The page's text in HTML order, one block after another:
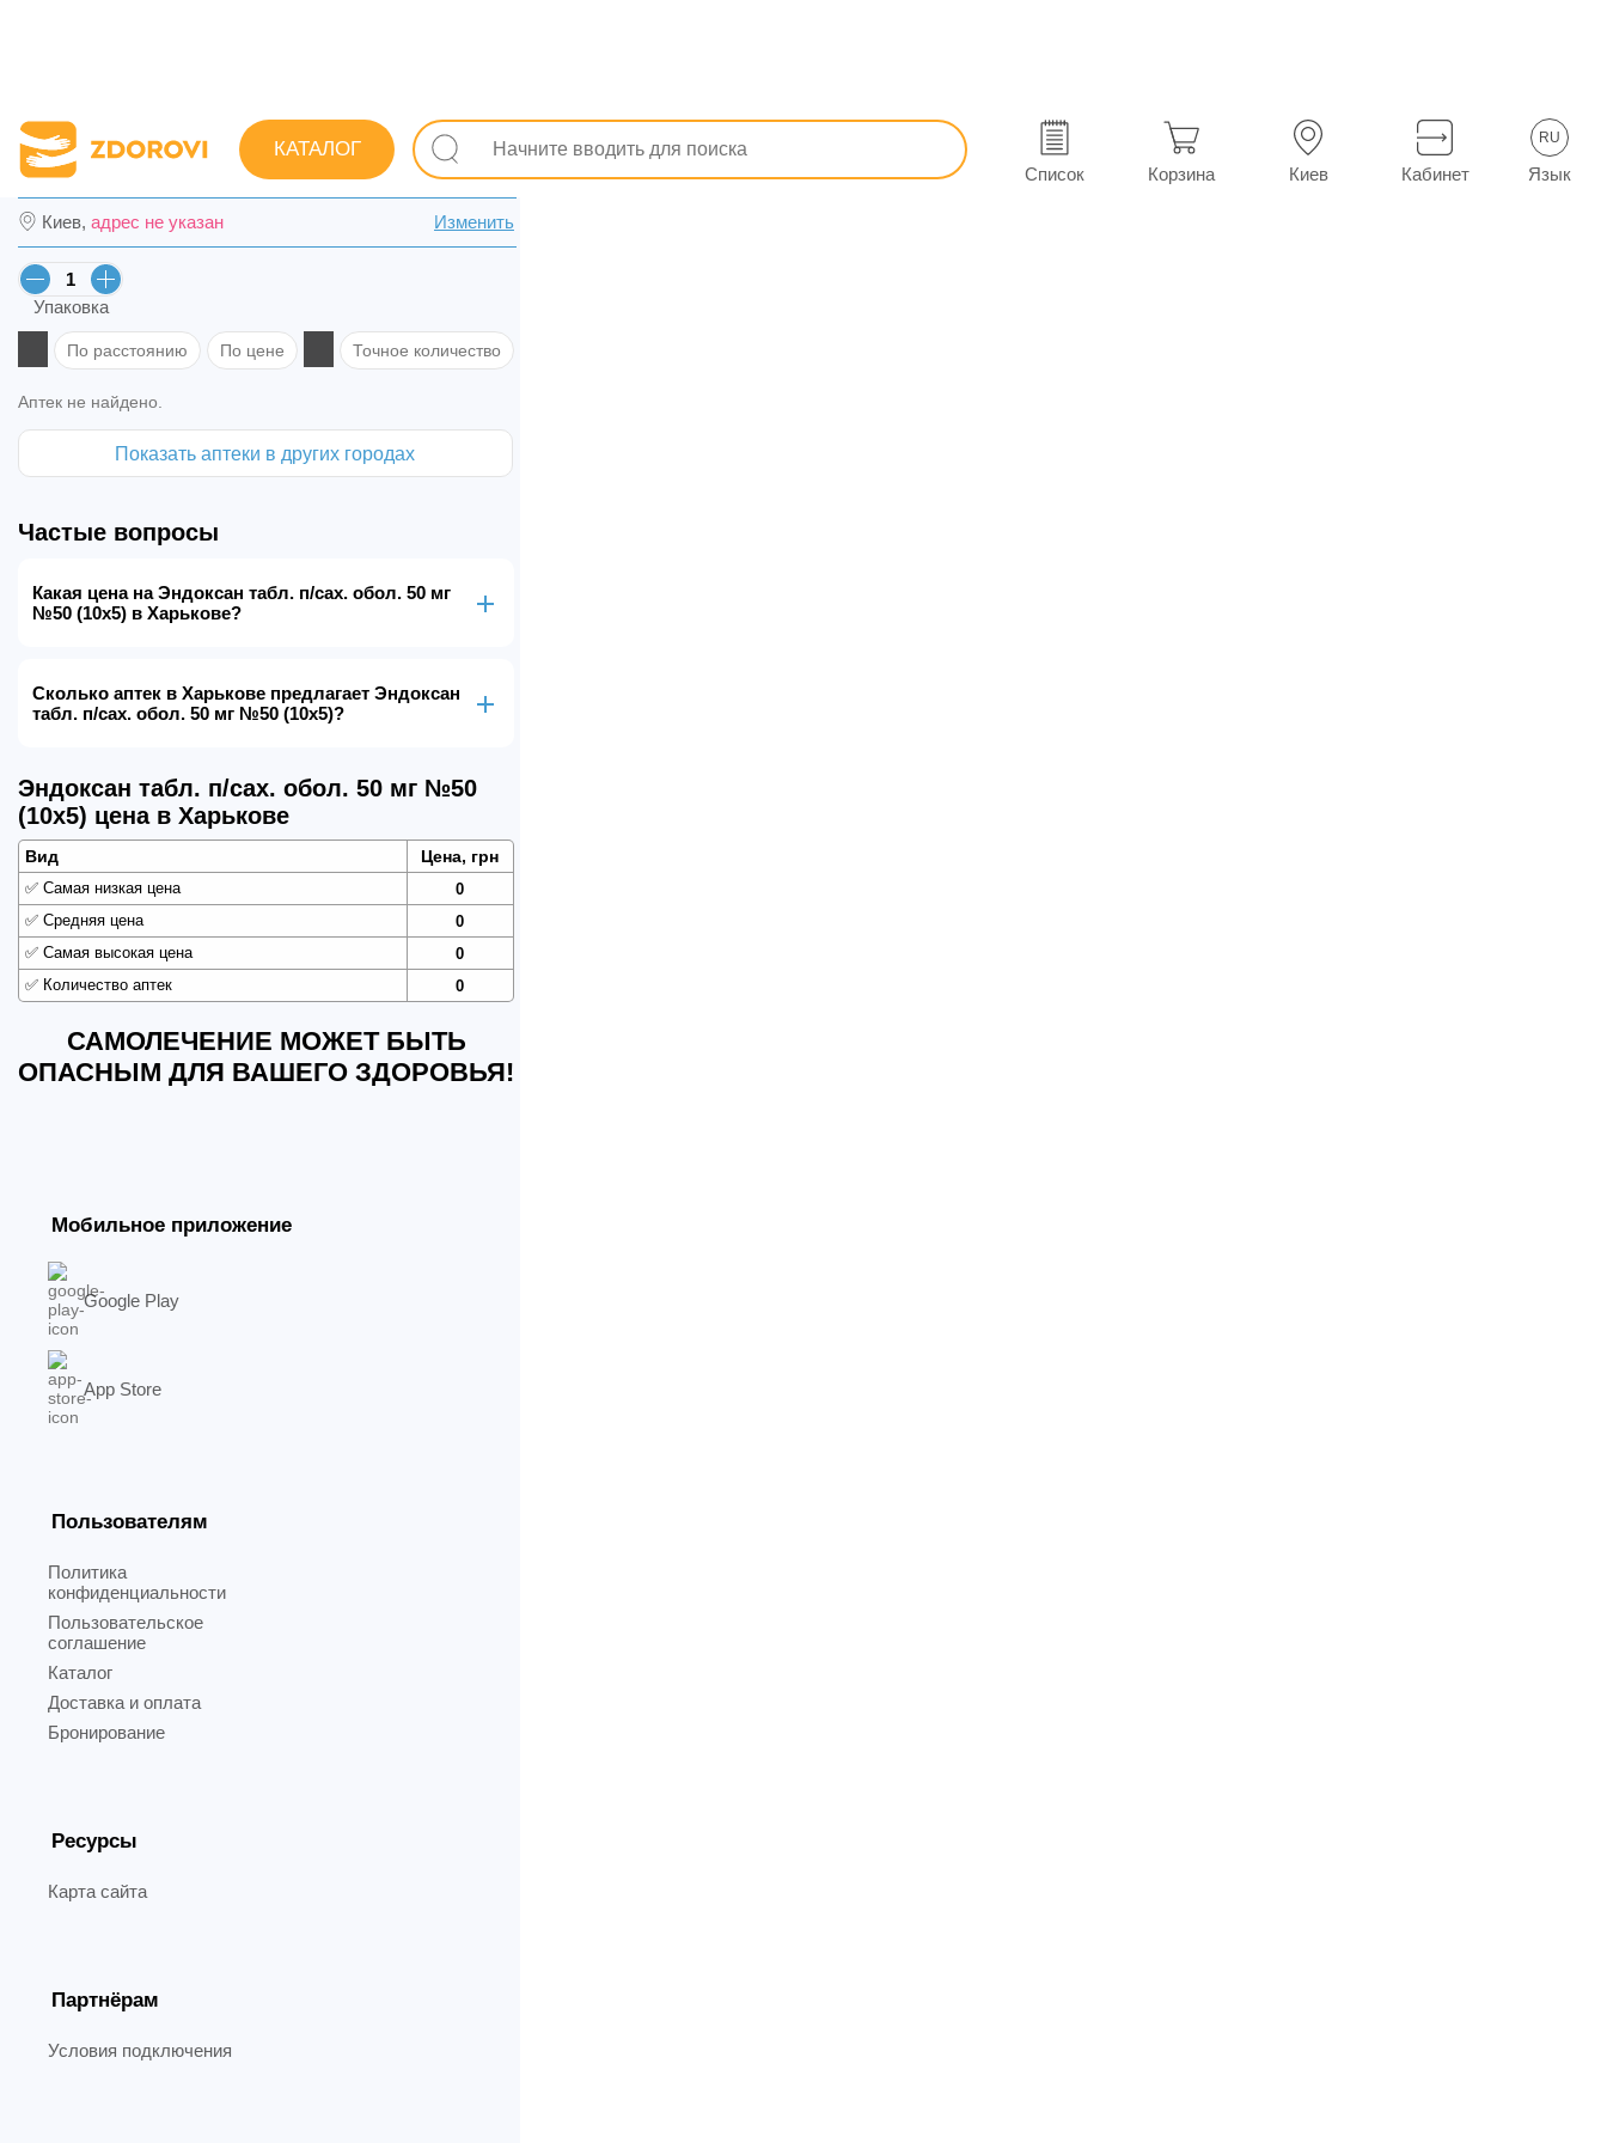
КАТАЛОГ
Список Корзина Киев Кабинет
RU
Язык
Поиск лекарств Лекарства Противоопухолевые Иммунопрепараты Прочие противоопухолевые препараты Иммунодепрессанты Эндоксан табл. п/сах. обол. 50 мг №50
Эндоксан табл. п/сах. обол. 50 мг №50 (10х5) в Харькове
Киев, адрес не указан Изменить
Упаковка
По расстоянию По цене Точное количество
Аптек не найдено.
Показать аптеки в других городах
Частые вопросы
Какая цена на Эндоксан табл. п/сах. обол. 50 мг
№50 (10х5) в Харькове?
Сколько аптек в Харькове предлагает Эндоксан
табл. п/сах. обол. 50 мг №50 (10х5)?
Эндоксан табл. п/сах. обол. 50 мг №50
(10х5) цена в Харькове
Вид Цена, грн
✅ Самая низкая цена
0
✅ Средняя цена
0
✅ Самая высокая цена
0
✅ Количество аптек 0
САМОЛЕЧЕНИЕ МОЖЕТ БЫТЬ
ОПАСНЫМ ДЛЯ ВАШЕГО ЗДОРОВЬЯ!
Мобильное приложение
Google Play
App Store
Пользователям
Политика
конфиденциальности
Пользовательское
соглашение
Каталог
Доставка и оплата
Бронирование
Ресурсы
Карта сайта
Партнёрам
Условия подключения